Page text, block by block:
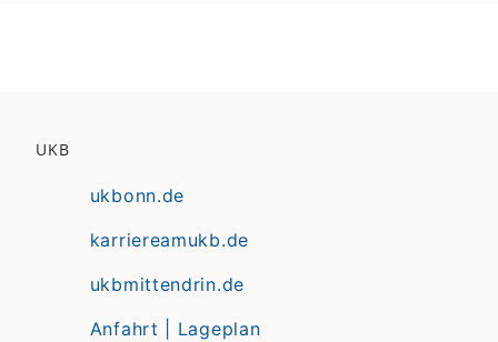
UKB
ukbonn.de
karriereamukb.de
ukbmittendrin.de
Anfahrt | Lageplan